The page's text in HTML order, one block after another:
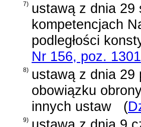
7) ustawą z dnia 29
kompetencjach
podległości
Nr 156, poz. 1301
8) ustawą z dnia 29
obowiązku
innych ustaw
(
9)